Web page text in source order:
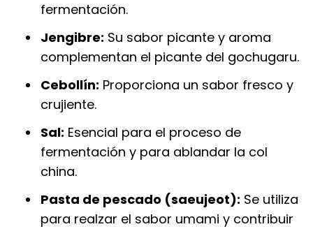
fermentación.
Jengibre: Su sabor picante y aroma
complementan el picante del gochugaru.
Cebollín: Proporciona un sabor fresco y
crujiente.
Sal: Esencial para el proceso de
fermentación y para ablandar la col
china.
Pasta de pescado (saeujeot): Se utiliza
para realzar el sabor umami y contribuir